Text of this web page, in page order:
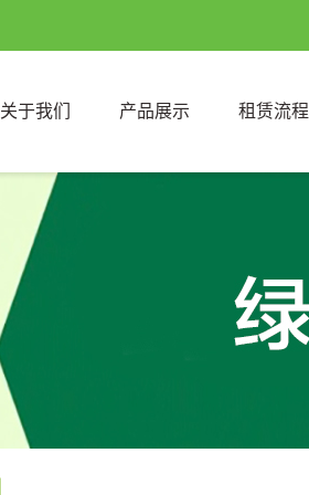
关于我们 产品展示 租赁流程